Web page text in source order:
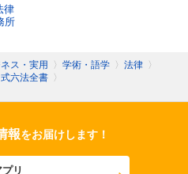
律
所
ス・実用 〉 学術・語学 〉 法律 〉
六法全書 〉
報をお届けします！
リ